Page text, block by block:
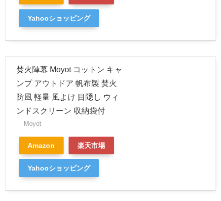
Yahooショッピング
焚火陣幕 Moyot コットン キャ
ンプ アウトドア 帆布製 焚火
防風 軽量 風よけ 目隠し ウィ
ンドスクリーン 収納袋付
Moyot
Amazon 楽天市場
Yahooショッピング